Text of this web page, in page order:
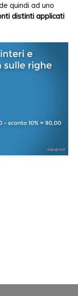
quindi ad uno
distinti applicati